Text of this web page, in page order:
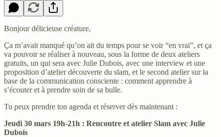
Bonjour délicieuse créature,
Ça m’avait manqué qu’on ait du temps pour se voir “en vrai”, et ça
va pouvoir se réaliser à nouveau, sous la forme de deux ateliers
gratuits, un qui sera avec Julie Dubois, avec une interview et une
proposition d’atelier découverte du slam, et le second atelier sur la
base de la communication consciente : comment apprendre à
s’écouter et à prendre soin de sa bulle.
Tu peux prendre ton agenda et réserver dès maintenant :
Jeudi 30 mars 19h-21h : Rencontre et atelier Slam avec Julie
Dubois